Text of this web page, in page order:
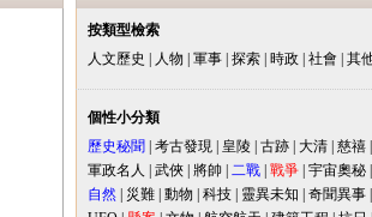
按類型檢索
人文歷史
人物 軍事 探索 時政 社會 其
個性小分類
歷史秘聞
考古發現 皇陵 古跡 大清 慈禧
軍政名人
武俠 將帥 二戰 戰爭 宇宙奧秘
自然
災難 動物 科技 靈異未知 奇聞異事